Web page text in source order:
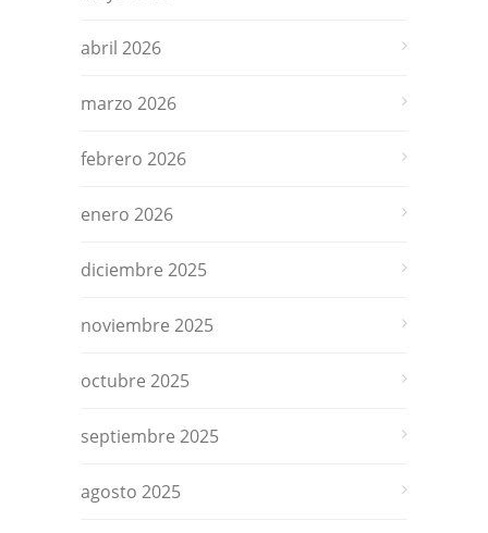
abril 2026
marzo 2026
febrero 2026
enero 2026
diciembre 2025
noviembre 2025
octubre 2025
septiembre 2025
agosto 2025